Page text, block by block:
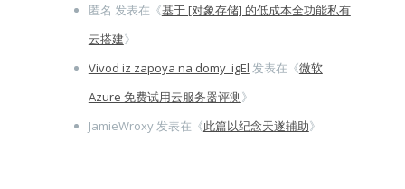
匿名 发表在《基于 [对象存储] 的低成本全功能私有
云搭建》
Vivod iz zapoya na domy_igEl 发表在《微软
Azure 免费试用云服务器评测》
JamieWroxy发表在《此篇以纪念天遂辅助》